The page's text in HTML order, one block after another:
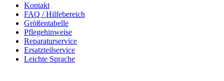
Kontakt
FAQ / Hilfebereich
Größentabelle
Pflegehinweise
Reparaturservice
Ersatzteilservice
Leichte Sprache